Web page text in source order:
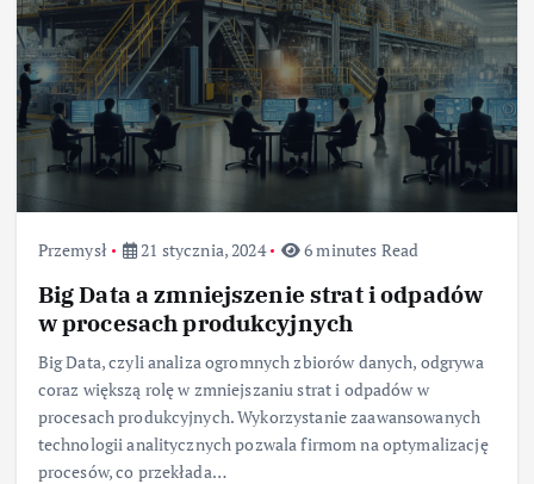
Przemysł 21 stycznia, 2024 6 minutes Read
Big Data a zmniejszenie strat i odpadów
w procesach produkcyjnych
Big Data, czyli analiza ogromnych zbiorów danych, odgrywa
coraz większą rolę w zmniejszaniu strat i odpadów w
procesach produkcyjnych. Wykorzystanie zaawansowanych
technologii analitycznych pozwala firmom na optymalizację
procesów, co przekłada…